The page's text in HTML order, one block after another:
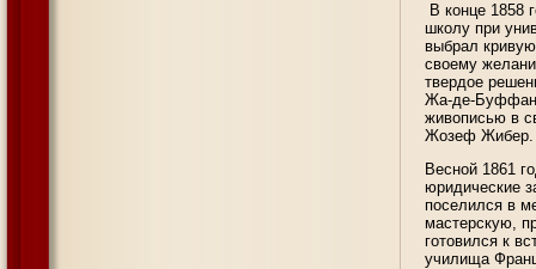
В конце 1858
школу при
выбрал
своему
твердое
Жа-де-Буффан
живописью в
Жозеф Жибер.
Весной 1861
юридические
поселился в
мастерскую,
готовился к
училища